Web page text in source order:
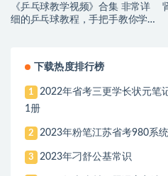
《乒乓球教学视频》合集 非常详
细的乒乓球教程，手把手教你学
下载热度排行榜
1
2022年省考三更学长状元笔
1册
2 2023年粉笔江苏省考980系
3 2023年刁舒公基常识